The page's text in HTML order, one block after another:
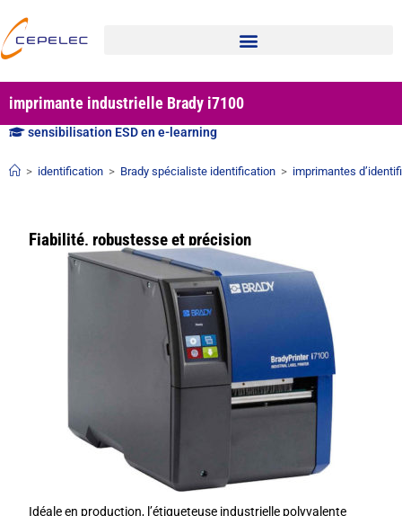
imprimante industrielle Brady i7100
sensibilisation ESD en e-learning
> identification > Brady spécialiste identification > imprimantes
Fiabilité, robustesse et précision
Idéale en production, l’étiqueteuse industrielle polyvalente